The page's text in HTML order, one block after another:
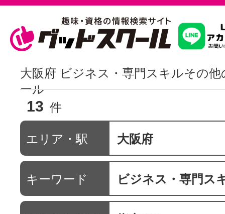
習いたいこ
駅・路線か
通信講座を
大阪府 ビジネス・専門スキルその
ール
13 件
エリア・駅 大阪府
キーワード ビジネス・専門ス